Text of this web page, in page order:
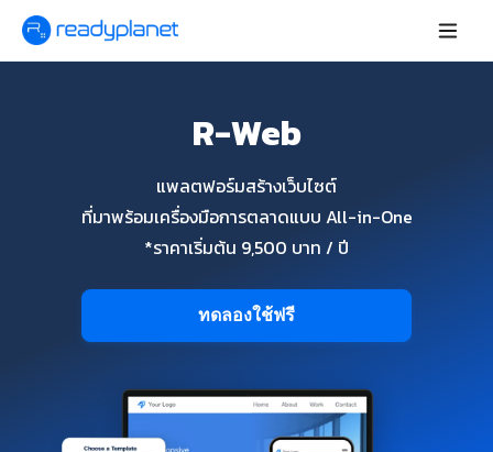
R-Web
แพลตฟอร์มสร้างเว็บไซต์
ที่มาพร้อมเครื่องมือการตลาดแบบ All-in-One
*ราคาเริ่มต้น 9,500 บาท / ปี
ทดลองใช้ฟรี